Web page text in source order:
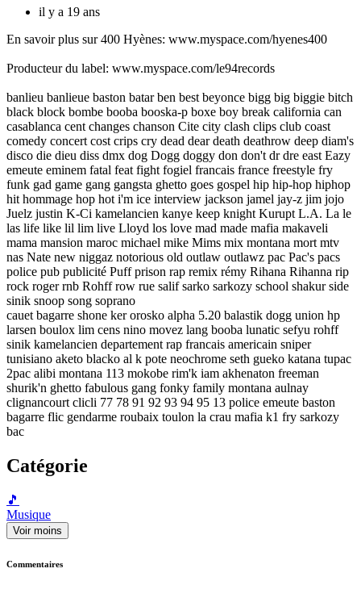
il y a 19 ans
En savoir plus sur 400 Hyènes: www.myspace.com/hyenes400
Producteur du label: www.myspace.com/le94records
banlieu banlieue baston batar ben best beyonce bigg big biggie bitch
black block bombe booba booska-p boxe boy break california can
casablanca cent changes chanson Cite city clash clips club coast
comedy concert cost crips cry dead dear death deathrow deep diam's
disco die dieu diss dmx dog Dogg doggy don don't dr dre east Eazy
emeute eminem fatal feat fight fogiel francais france freestyle fry
funk gad game gang gangsta ghetto goes gospel hip hip-hop hiphop
hit hommage hop hot i'm ice interview jackson jamel jay-z jim jojo
Juelz justin K-Ci kamelancien kanye keep knight Kurupt L.A. La le
las life like lil lim live Lloyd los love mad made mafia makaveli
mama mansion maroc michael mike Mims mix montana mort mtv
nas Nate new niggaz notorious old outlaw outlawz pac Pac's pacs
police pub publicité Puff prison rap remix rémy Rihana Rihanna rip
rock roger rnb Rohff row rue salif sarko sarkozy school shakur side
sinik snoop song soprano
cauet bagarre shone ker orosko alpha 5.20 balastik dogg union hp
larsen boulox lim cens nino movez lang booba lunatic sefyu rohff
sinik kamelancien departement rap francais americain sniper
tunisiano aketo blacko al k pote neochrome seth gueko katana tupac
2pac alibi montana 113 mokobe rim'k iam akhenaton freeman
shurik'n ghetto fabulous gang fonky family montana aulnay
clignancourt clicli 77 78 91 92 93 94 95 13 police emeute baston
bagarre flic gendarme roubaix toulon la crau mafia k1 fry sarkozy
bac
Catégorie
🎵
Musique
Voir moins
Commentaires